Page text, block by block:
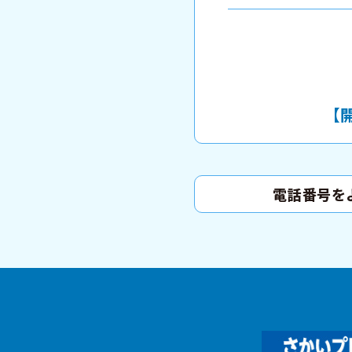
電話番号を